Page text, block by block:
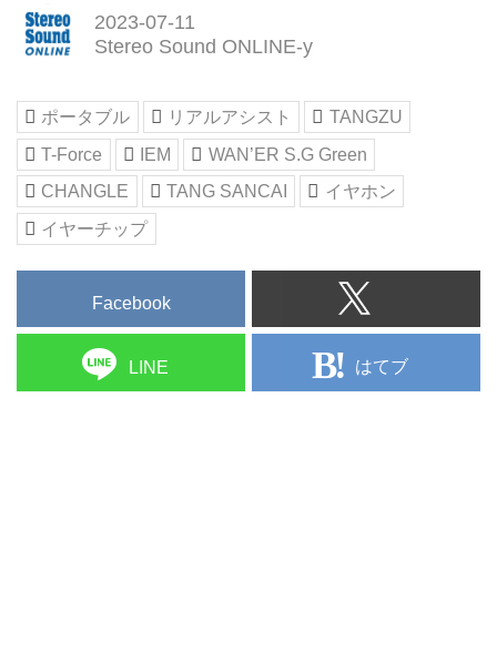
2023-07-11
Stereo Sound ONLINE-y
ポータブル リアルアシスト
TANGZU
T-Force
IEM
WAN’ER S.G Green
CHANGLE
TANG SANCAI
イヤホン
イヤーチップ
Facebook
LINE はてブ